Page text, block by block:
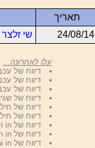
תאריך
24/08/14
שי
עלו לאחרונה...
דיווח של
דיווח של
דיווח של
דיווח של
דיווח של
דיווח של
דיווח של Lior Peri in פורום ביקורת מסעדות על
דיווח של Dudi Gaash in פורום ביקורת מסעדות על
דיווח של Odelia Banai in פורום ביקורת מסעדות על